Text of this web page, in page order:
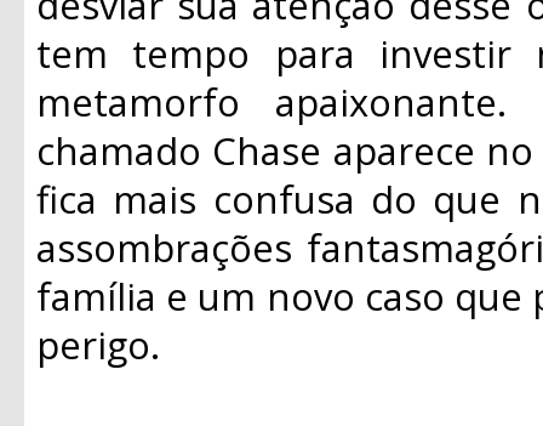
tem tempo para investir
metamorfo
chamado Chase aparece
fica mais confusa do que
assombrações
família e um novo caso que
perigo.